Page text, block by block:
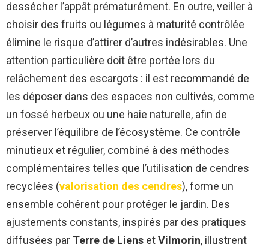
dessécher l’appât prématurément. En outre, veiller à
choisir des fruits ou légumes à maturité contrôlée
élimine le risque d’attirer d’autres indésirables. Une
attention particulière doit être portée lors du
relâchement des escargots : il est recommandé de
les déposer dans des espaces non cultivés, comme
un fossé herbeux ou une haie naturelle, afin de
préserver l’équilibre de l’écosystème. Ce contrôle
minutieux et régulier, combiné à des méthodes
complémentaires telles que l’utilisation de cendres
recyclées (valorisation des cendres), forme un
ensemble cohérent pour protéger le jardin. Des
ajustements constants, inspirés par des pratiques
diffusées par Terre de Liens etVilmorin, illustrent